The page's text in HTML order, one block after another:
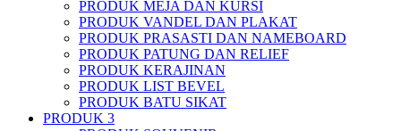
PRODUK MEJA DAN KURSI
PRODUK VANDEL DAN PLAKAT
PRODUK PRASASTI DAN NAMEBOARD
PRODUK PATUNG DAN RELIEF
PRODUK KERAJINAN
PRODUK LIST BEVEL
PRODUK BATU SIKAT
PRODUK 3